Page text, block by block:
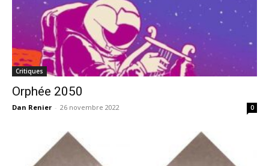
Critiques
Orphée 2050
Dan Renier - 26 novembre 2022 0